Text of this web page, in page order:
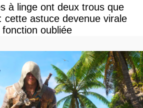
à linge ont deux trous que
cette astuce devenue virale
oubliée